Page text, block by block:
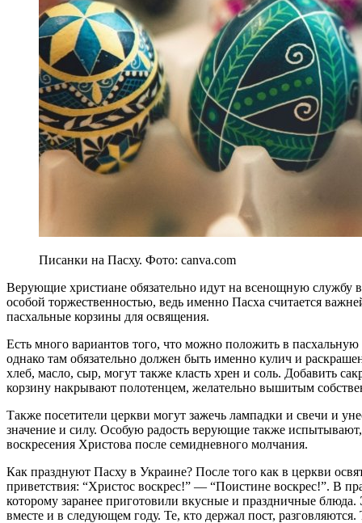
Писанки на Пасху. Фото: canva.com
Верующие христиане обязательно идут на всенощную службу
особой торжественностью, ведь именно Пасха считается
пасхальные корзины для освящения.
Есть много вариантов того, что можно положить в
однако там обязательно должен быть именно кулич и
хлеб, масло, сыр, могут также класть хрен и соль. Добавить
корзину накрывают полотенцем, желательно вышитым
Также посетители церкви могут зажечь лампадки и свечи и
значение и силу. Особую радость верующие также
воскресения Христова после семидневного молчания.
Как празднуют Пасху в Украине? После того как в церкви
приветствия: “Христос воскрес!” — “Поистине воскрес!”. В
которому заранее приготовили вкусные и праздничные
вместе и в следующем году. Те, кто держал пост,